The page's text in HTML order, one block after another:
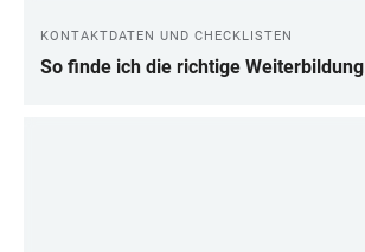
KONTAKTDATEN UND CHECKLISTEN
So finde ich die richtige Weiterbildung